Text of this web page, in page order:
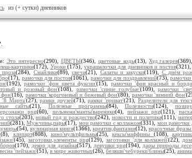
из (+ сутки) дневников
Это интересно(290), ЦВЕТЫ(346), цветовые коды(13),Худ.галерея
картинки(172), Уроки (175), украшалочки для дневников и постов(321),
(284), Смайлики(89),свечи(21), Салаты и закуски(119), С днём
(17), рамочки для постов(1061), рамочки для поздравлений(73), рамочки
(192),рамочки 'фон цвета фуксии'(15), рамочки 'фон красный и
и розовый фон'(108), рамочки 'синие голубые'(109),рамочки
фон'(16), рамочки 'коричневый и бежевый фон'(80), рамочки 'зимний фон'
'8 Марта'(27),рамки друзей(71),рамки 'приват'(21), Разделители для
сайты(21), Полезные программы(84),Полезности(124),
png(60), пельмени'манты'вареники(4), пейзажи png(121),
стола(203),новый год и рождество(242), новости и политика(111),
(281), Мужчины,пары(17), мои рамочки с коллажом(331), мои рамочки
(54), кулинарная книга(1366), креатив,фантазии(12), красочные
(8), клипарт(808), кино'мультфильмы(25),кексы'маффины (108),
(45),заготовки,элементы png(129),заготовки 'для коллажей'(22),
(170), декор для дизайна(517), девушки png(194), дары природы
весна 'пейзажи'(51), в мире животных(26), беляши'чебуреки'блины(25),